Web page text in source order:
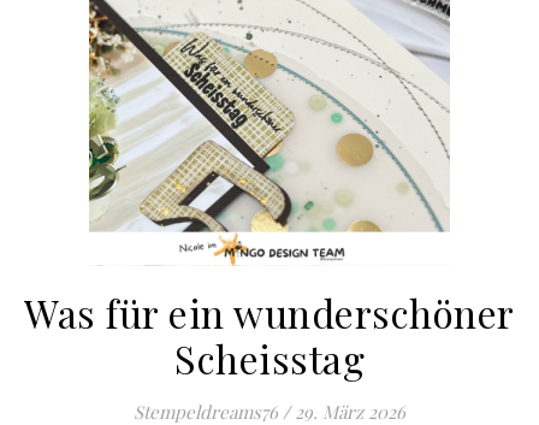
Was für ein wunderschöner
Scheisstag
Stempeldreams76 / 29. März 2026